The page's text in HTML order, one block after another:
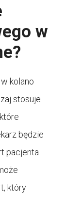
w
kolano
stosuje
będzie
pacjenta
który